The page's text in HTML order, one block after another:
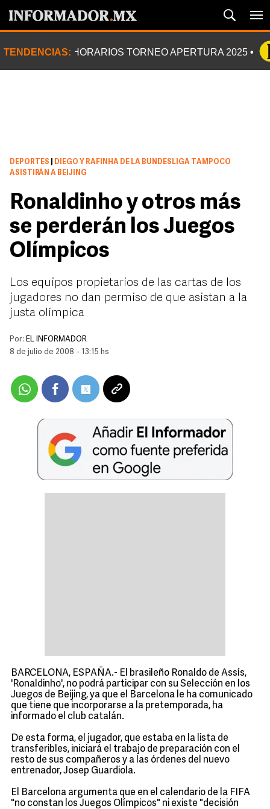
TENDENCIAS: HORARIOS TORNEO APERTURA 2025
DEPORTES
DIEGO Y RAFINHA DE LA BUNDESLIGA TAMPOCO
ASISTIRÁN A BEIJING
Ronaldinho y otros más
se perderán los Juegos
Olímpicos
Los equipos propietarios de las cartas de los
jugadores no dan permiso de que asistan a la
justa olímpica
Por: EL INFORMADOR
8 de julio de 2008 - 13:15 hs
BARCELONA, ESPAÑA.- El brasileño Ronaldo de Assís,
'Ronaldinho', no podrá participar con su Selección en los
Juegos de Beijing, ya que el Barcelona le ha comunicado
que tiene que incorporarse a la pretemporada, ha
informado el club catalán.
De esta forma, el jugador, que estaba en la lista de
transferibles, iniciará el trabajo de preparación con el
resto de sus compañeros y a las órdenes del nuevo
entrenador, Josep Guardiola.
El Barcelona argumenta que en el calendario de la FIFA
"no constan los Juegos Olímpicos" ni existe "decisión